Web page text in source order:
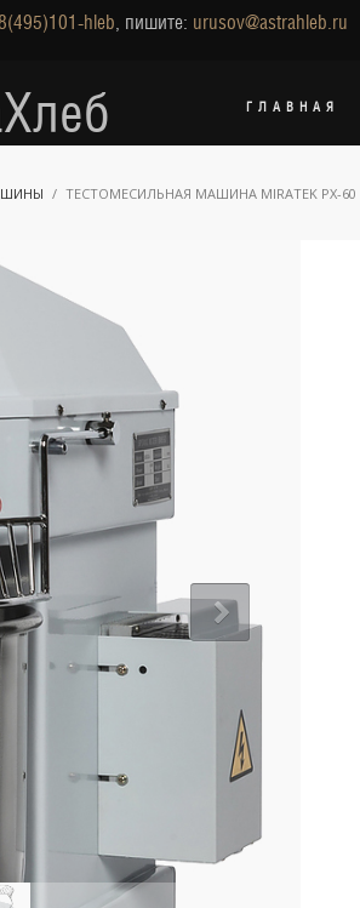
hleb, пишите: urusov@astrahleb.ru
ГЛАВНАЯ
ТЕСТОМЕСИЛЬНАЯ МАШИНА MIRATEK PX-60